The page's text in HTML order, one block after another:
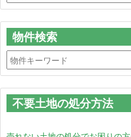
物件検索
不要土地の処分方法